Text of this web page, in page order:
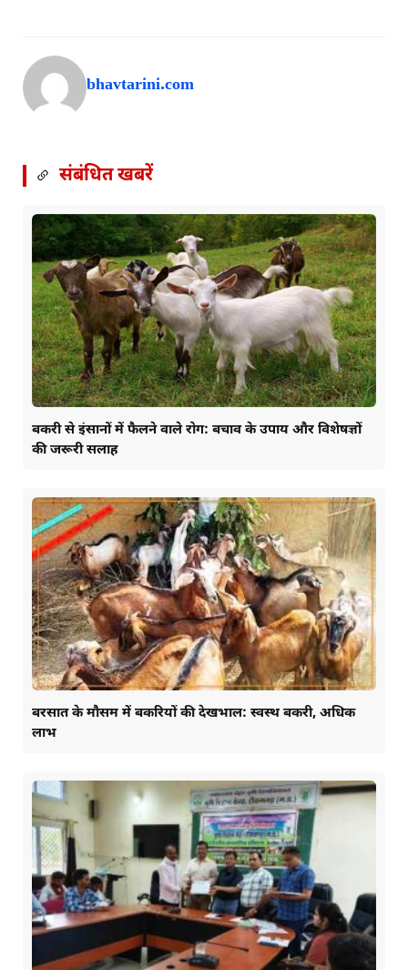
bhavtarini.com
संबंधित खबरें
बकरी से इंसानों में फैलने वाले रोग: बचाव के उपाय और विशेषज्ञों
की जरूरी सलाह
बरसात के मौसम में बकरियों की देखभाल: स्वस्थ बकरी, अधिक
लाभ